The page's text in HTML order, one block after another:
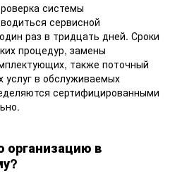
системы
сервисной
раз в тридцать дней. Сроки
процедур, замены
также поточный
услуг в обслуживаемых
сертифицированными
организацию в